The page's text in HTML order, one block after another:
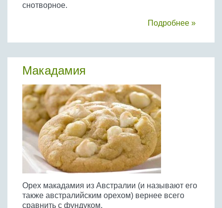
снотворное.
Подробнее »
Макадамия
Орех макадамия из Австралии (и называют его
также австралийским орехом) вернее всего
сравнить с фундуком.